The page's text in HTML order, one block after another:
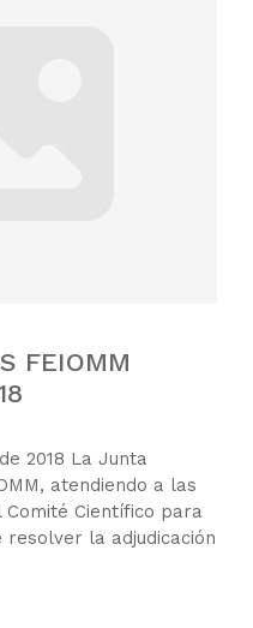
FEIOMM
2018 La Junta
atendiendo a las
Científico para
la adjudicación